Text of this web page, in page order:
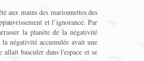
aux mains des marionnettes des
et l’ignorance. Par
la planète de la négativité
négativité accumulée avait une
basculer dans l'espace et se